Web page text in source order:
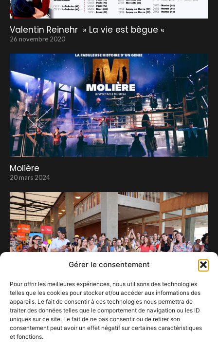
Gérer le consentement
Pour offrir les meilleures expériences, nous utilisons des technologies
telles que les cookies pour stocker et/ou accéder aux informations des
appareils. Le fait de consentir à ces technologies nous permettra de
traiter des données telles que le comportement de navigation ou les ID
uniques sur ce site. Le fait de ne pas consentir ou de retirer son
consentement peut avoir un effet négatif sur certaines caractéristiques
et fonctions.
Valentin Reinehr » La vie est bègue «
26 novembre 2020
Molière
20 mars 2024
Fête de la Musique 2026 : Confestmag